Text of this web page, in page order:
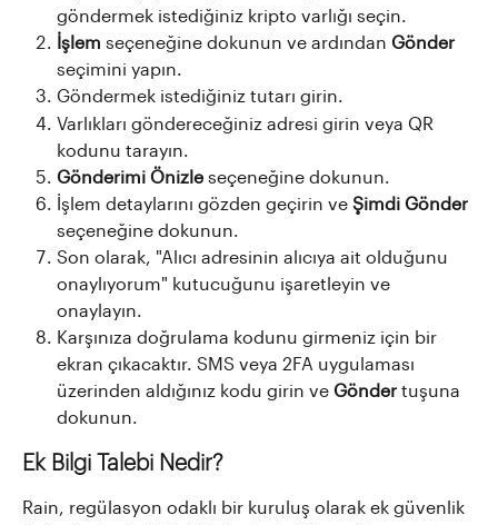
göndermek istediğiniz kripto varlığı seçin.
İşlem seçeneğine dokunun ve ardından Gönder
seçimini yapın.
Göndermek istediğiniz tutarı girin.
Varlıkları göndereceğiniz adresi girin veya QR
kodunu tarayın.
Gönderimi Önizle seçeneğine dokunun.
İşlem detaylarını gözden geçirin ve Şimdi Gönder
seçeneğine dokunun.
Son olarak, "Alıcı adresinin alıcıya ait olduğunu
onaylıyorum" kutucuğunu işaretleyin ve
onaylayın.
Karşınıza doğrulama kodunu girmeniz için bir
ekran çıkacaktır. SMS veya 2FA uygulaması
üzerinden aldığınız kodu girin ve Gönder tuşuna
dokunun.
Ek Bilgi Talebi Nedir?
Rain, regülasyon odaklı bir kuruluş olarak ek güvenlik